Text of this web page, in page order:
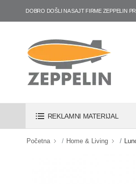
DOBRO DOŠLI NA SAJT FIRME ZEPPELIN
REKLAMNI MATERIJAL
Početna Home & Living